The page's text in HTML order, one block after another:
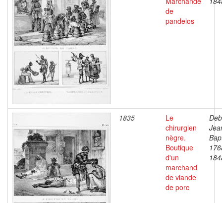
de
pandelos
1835
Le
chirurgien
nègre.
Boutique
d'un
marchand
de viande
de porc